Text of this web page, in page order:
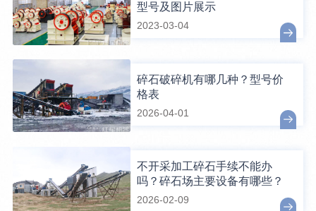
型号及图片展示
2023-03-04
碎石破碎机有哪几种？型号价
格表
2026-04-01
不开采加工碎石手续不能办
吗？碎石场主要设备有哪些？
2026-02-09